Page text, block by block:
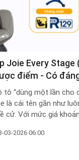
Joie Every Stage
điểm - Có
tô “dùng một lần cho
là cái tên gần như
cử. Với mức giá
khúc trung – cao
bé từ sơ sinh đến
03-2026 06:00